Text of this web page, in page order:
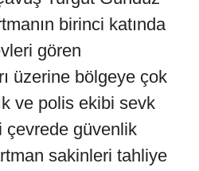
birinci katında
gören
üzerine bölgeye çok
ve polis ekibi sevk
çevrede güvenlik
sakinleri tahliye